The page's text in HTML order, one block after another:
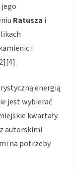
jego
Ratusza i
i
energią
jest wybierać
kwartały.
autorskimi
na potrzeby